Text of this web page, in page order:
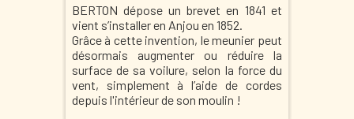
BERTON dépose un brevet en 1841 et
vient s’installer en Anjou en 1852.
Grâce à cette invention, le meunier peut
désormais augmenter ou réduire la
surface de sa voilure, selon la force du
vent, simplement à l’aide de cordes
depuis l'intérieur de son moulin !